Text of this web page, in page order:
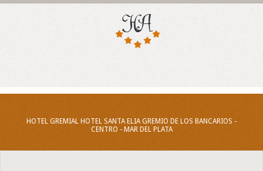
HOTEL GREMIAL HOTEL SANTA ELIA GREMIO DE LOS BANCARIOS -
CENTRO - MAR DEL PLATA